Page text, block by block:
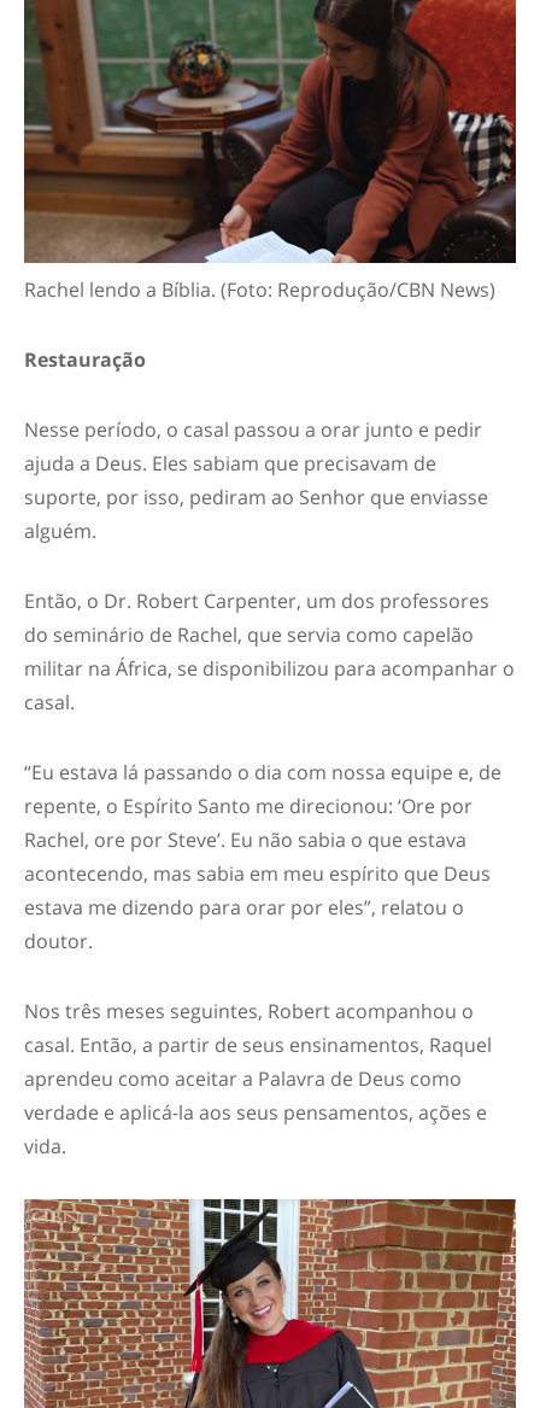
Rachel lendo a Bíblia. (Foto: Reprodução/CBN News)
Restauração
Nesse período, o casal passou a orar junto e pedir
ajuda a Deus. Eles sabiam que precisavam de
suporte, por isso, pediram ao Senhor que enviasse
alguém.
Então, o Dr. Robert Carpenter, um dos professores
do seminário de Rachel, que servia como capelão
militar na África, se disponibilizou para acompanhar o
casal.
“Eu estava lá passando o dia com nossa equipe e, de
repente, o Espírito Santo me direcionou: ‘Ore por
Rachel, ore por Steve’. Eu não sabia o que estava
acontecendo, mas sabia em meu espírito que Deus
estava me dizendo para orar por eles”, relatou o
doutor.
Nos três meses seguintes, Robert acompanhou o
casal. Então, a partir de seus ensinamentos, Raquel
aprendeu como aceitar a Palavra de Deus como
verdade e aplicá-la aos seus pensamentos, ações e
vida.